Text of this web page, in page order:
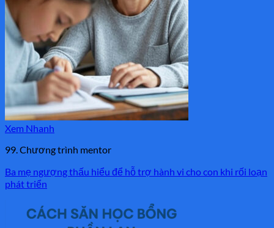
Xem Nhanh
99. Chương trình mentor
Ba mẹ ngượng thấu hiểu để hỗ trợ hành vi cho con khi rối loạn
phát triển